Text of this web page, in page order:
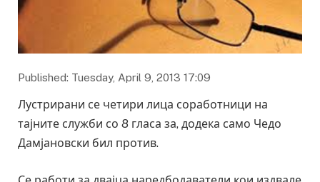
Published: Tuesday, April 9, 2013 17:09
Лустрирани се четири лица соработници на
тајните служби со 8 гласа за, додека само Чедо
Дамјановски бил против.